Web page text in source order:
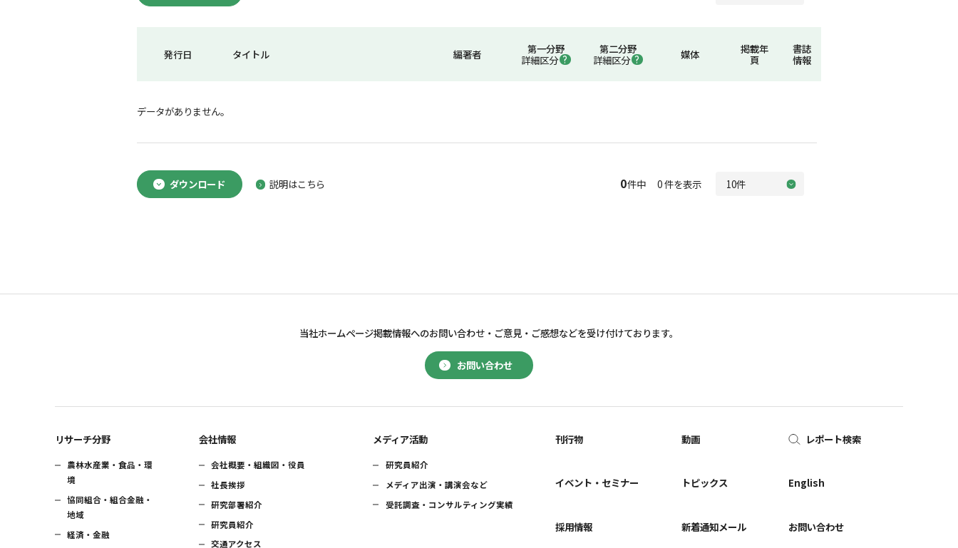
発行日 タイトル 編著者
第一分野
詳細区分
第二分野
詳細区分
媒体
掲載年
頁
書誌
情報
データがありません。
ダウンロード 説明はこちら 0件中 0 件を表示
お問い合わせ
当社ホームページ掲載情報へのお問い合わせ・ ご意見・ご感想などを受け付けております。
リサーチ分野
農林水産業・食品・環
境
協同組合・組合金融・
地域
経済・金融
会社情報
会社概要・組織図・役員
社長挨拶
研究部署紹介
研究員紹介
交通アクセス
メディア活動
研究員紹介
メディア出演・講演会など
受託調査・コンサルティング実績
刊行物
イベント・セミナー
採用情報
動画
トピックス
新着通知メール
レポート検索
English
お問い合わせ